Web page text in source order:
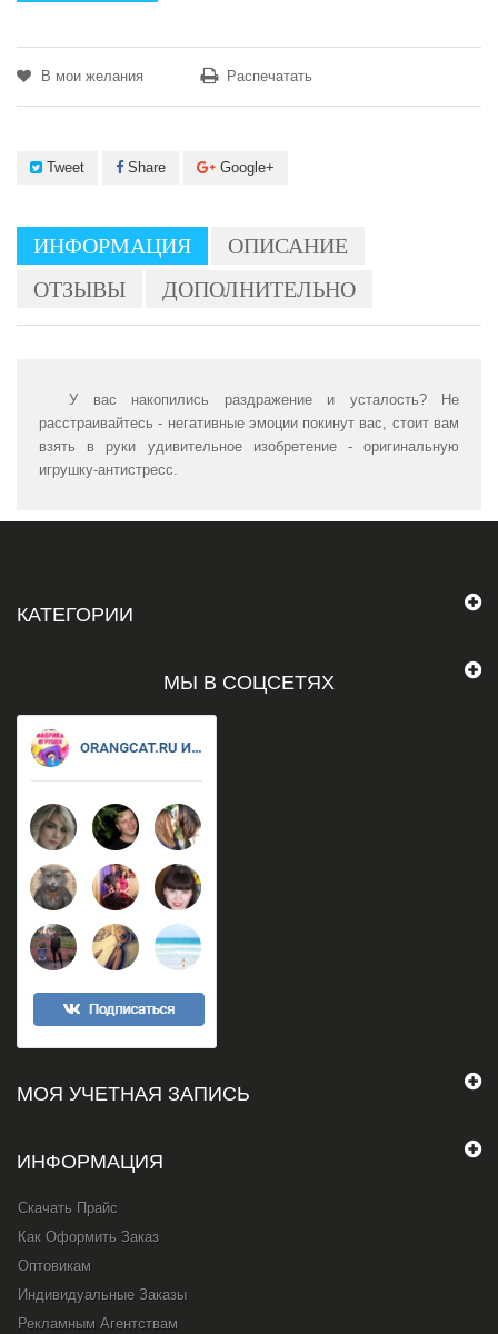
В мои желания Распечатать
Tweet Share Google+
ИНФОРМАЦИЯ
ОПИСАНИЕ
ОТЗЫВЫ
ДОПОЛНИТЕЛЬНО
У вас накопились раздражение и усталость? Не
расстраивайтесь - негативные эмоции покинут вас, стоит вам
взять в руки удивительное изобретение - оригинальную
игрушку-антистресс.
КАТЕГОРИИ
МЫ В СОЦСЕТЯХ
МОЯ УЧЕТНАЯ ЗАПИСЬ
ИНФОРМАЦИЯ
Скачать Прайс
Как Оформить Заказ
Оптовикам
Индивидуальные Заказы
Рекламным Агентствам